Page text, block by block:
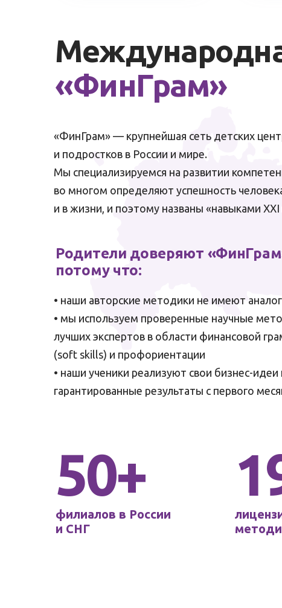
«ФинГрам»
«ФинГрам» — крупнейшая сеть детских
и подростков в России и мире.
Мы специализируемся на развитии
во многом определяют успешность
и в жизни, и поэтому названы «навыками XXI
• наши авторские методики не имеют
• мы используем проверенные научные
лучших экспертов в области финансовой
(soft skills) и профориентации
• наши ученики реализуют свои бизнес-
гарантированные результаты с первого
Родители доверяют
потому что:
50+
филиалов в России
и СНГ